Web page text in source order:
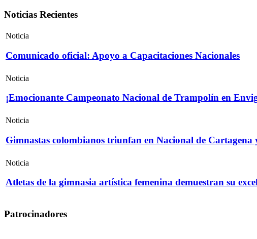
Noticias Recientes
Noticia
Comunicado oficial: Apoyo a Capacitaciones Nacionales
Noticia
¡Emocionante Campeonato Nacional de Trampolín en
Noticia
Gimnastas colombianos triunfan en Nacional de
Noticia
Atletas de la gimnasia artística femenina demuestran su
Patrocinadores